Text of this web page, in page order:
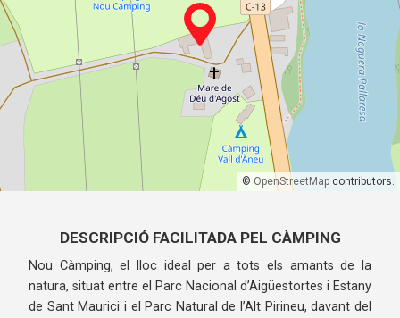
© OpenStreetMap contributors.
DESCRIPCIÓ FACILITADA PEL CÀMPING
Nou Càmping, el lloc ideal per a tots els amants de la
natura, situat entre el Parc Nacional d’Aigüestortes i Estany
de Sant Maurici i el Parc Natural de l’Alt Pirineu, davant del